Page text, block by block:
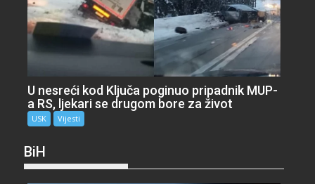
U nesreći kod Ključa poginuo pripadnik MUP-
a RS, ljekari se drugom bore za život
USK Vijesti
BiH